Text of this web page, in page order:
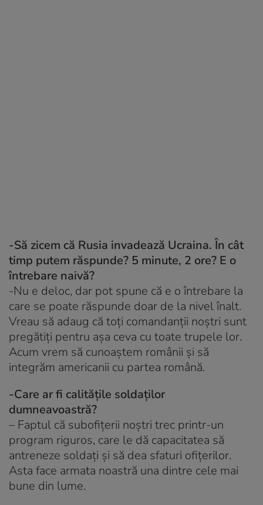
-Să zicem că Rusia invadează Ucraina. În cât
timp putem răspunde? 5 minute, 2 ore? E o
întrebare naivă?
-Nu e deloc, dar pot spune că e o întrebare la
care se poate răspunde doar de la nivel înalt.
Vreau să adaug că toți comandanții noștri sunt
pregătiți pentru așa ceva cu toate trupele lor.
Acum vrem să cunoaștem românii și să
integrăm americanii cu partea română.
-Care ar fi calitățile soldaților
dumneavoastră?
– Faptul că subofițerii noștri trec printr-un
program riguros, care le dă capacitatea să
antreneze soldați și să dea sfaturi ofițerilor.
Asta face armata noastră una dintre cele mai
bune din lume.